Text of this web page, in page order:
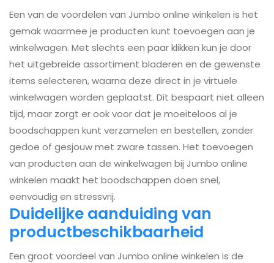
Een van de voordelen van Jumbo online winkelen is het
gemak waarmee je producten kunt toevoegen aan je
winkelwagen. Met slechts een paar klikken kun je door
het uitgebreide assortiment bladeren en de gewenste
items selecteren, waarna deze direct in je virtuele
winkelwagen worden geplaatst. Dit bespaart niet alleen
tijd, maar zorgt er ook voor dat je moeiteloos al je
boodschappen kunt verzamelen en bestellen, zonder
gedoe of gesjouw met zware tassen. Het toevoegen
van producten aan de winkelwagen bij Jumbo online
winkelen maakt het boodschappen doen snel,
eenvoudig en stressvrij.
Duidelijke aanduiding van
productbeschikbaarheid
Een groot voordeel van Jumbo online winkelen is de